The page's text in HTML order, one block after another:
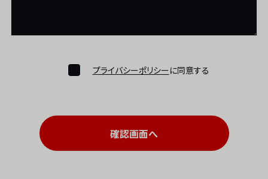
プライバシーポリシーに同意する